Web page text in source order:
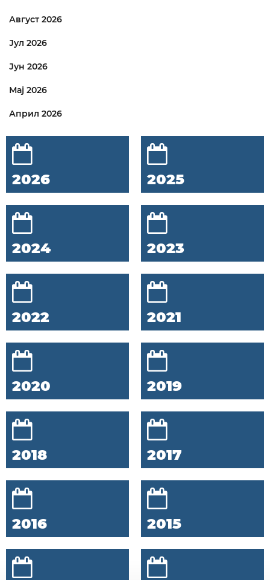
Август 2026
Јул 2026
Јун 2026
Мај 2026
Април 2026
2026 2025
2024 2023
2022 2021
2020 2019
2018 2017
2016 2015